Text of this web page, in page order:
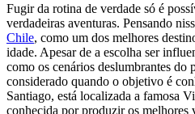
Fugir da rotina de verdade só é
verdadeiras aventuras. Pensando
Chile, como um dos melhores
idade. Apesar de a escolha ser
como os cenários deslumbrantes do
considerado quando o objetivo é
Santiago, está localizada a famosa
conhecida por produzir os melhores